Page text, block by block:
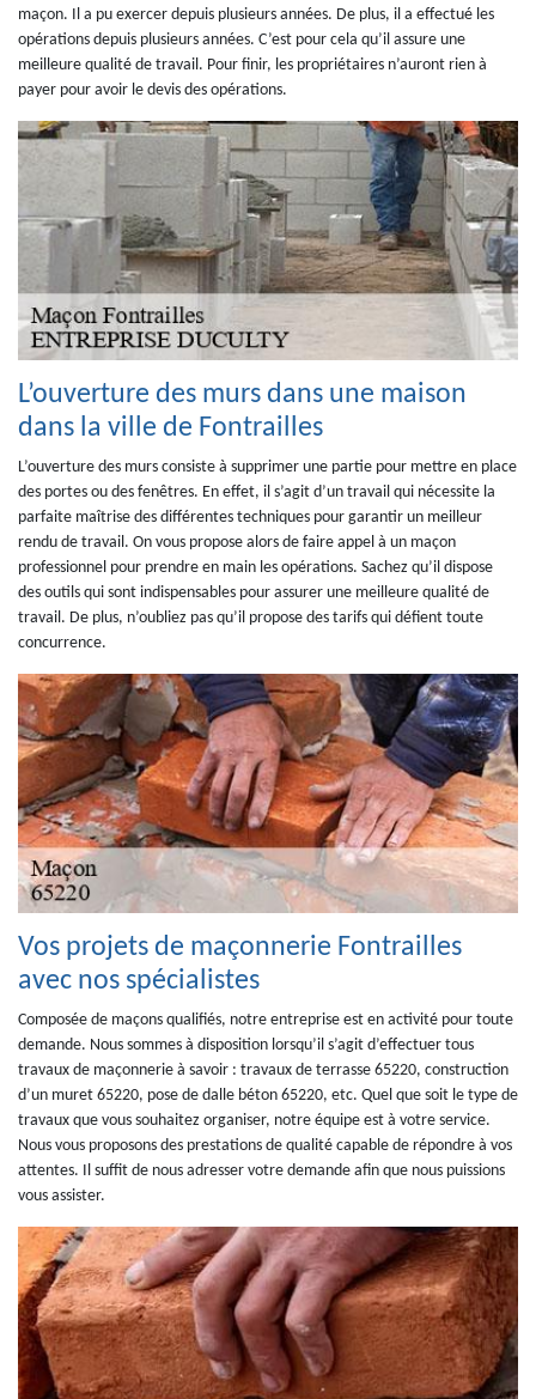
maçon. Il a pu exercer depuis plusieurs années. De plus, il a effectué les
opérations depuis plusieurs années. C’est pour cela qu’il assure une
meilleure qualité de travail. Pour finir, les propriétaires n’auront rien à
payer pour avoir le devis des opérations.
L’ouverture des murs dans une maison
dans la ville de Fontrailles
L’ouverture des murs consiste à supprimer une partie pour mettre en place
des portes ou des fenêtres. En effet, il s’agit d’un travail qui nécessite la
parfaite maîtrise des différentes techniques pour garantir un meilleur
rendu de travail. On vous propose alors de faire appel à un maçon
professionnel pour prendre en main les opérations. Sachez qu’il dispose
des outils qui sont indispensables pour assurer une meilleure qualité de
travail. De plus, n’oubliez pas qu’il propose des tarifs qui défient toute
concurrence.
Vos projets de maçonnerie Fontrailles
avec nos spécialistes
Composée de maçons qualifiés, notre entreprise est en activité pour toute
demande. Nous sommes à disposition lorsqu’il s’agit d’effectuer tous
travaux de maçonnerie à savoir : travaux de terrasse 65220, construction
d’un muret 65220, pose de dalle béton 65220, etc. Quel que soit le type de
travaux que vous souhaitez organiser, notre équipe est à votre service.
Nous vous proposons des prestations de qualité capable de répondre à vos
attentes. Il suffit de nous adresser votre demande afin que nous puissions
vous assister.